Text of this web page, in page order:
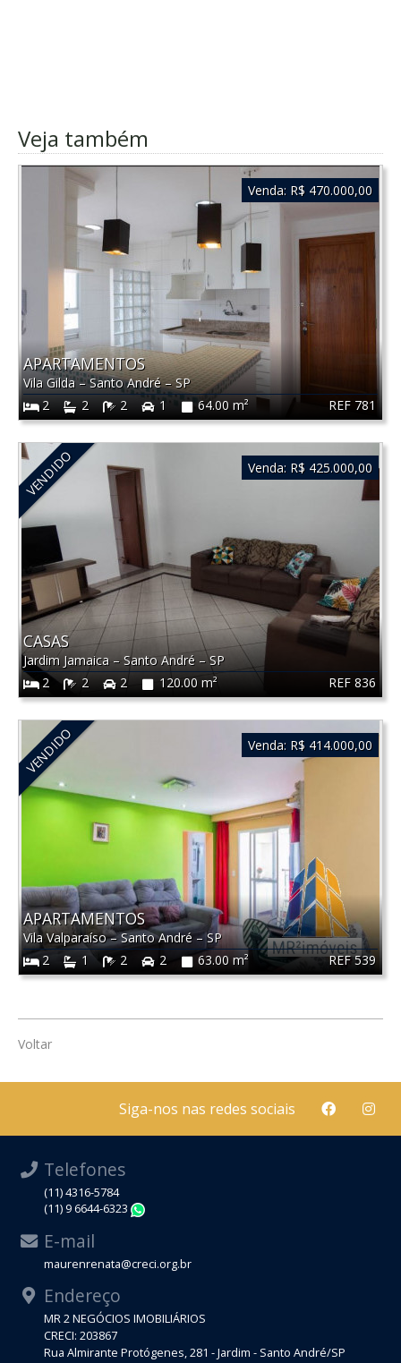
Veja também
REF 781
APARTAMENTOS
Vila Gilda–Santo André–SP
2
2 2 1 64.00 m²
Venda: R$ 470.000,00
VENDIDO
REF 836
CASAS
Jardim Jamaica–Santo André –SP
2
2 2 120.00 m²
Venda: R$ 425.000,00
VENDIDO
REF 539
APARTAMENTOS
Vila Valparaíso–Santo André–SP
2
1 2 2 63.00 m²
Venda: R$ 414.000,00
Voltar
Siga-nos nas redes sociais
Telefones
(11) 4316-5784
(11) 9 6644-6323
E-mail
maurenrenata@creci.org.br
Endereço
MR 2 NEGÓCIOS IMOBILIÁRIOS
CRECI: 203867
Rua Almirante Protógenes, 281 - Jardim - Santo André/SP